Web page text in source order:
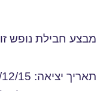
מבצע חבילת נופש
תאריך יציאה: 14/12/15